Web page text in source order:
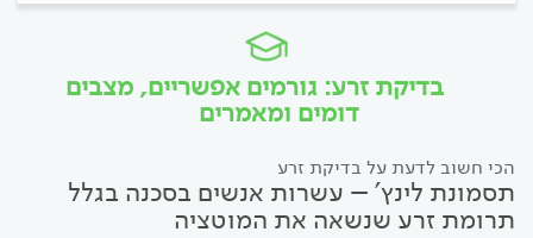
בדיקת זרע: גורמים אפשריים, מצבים
דומים ומאמרים
הכי חשוב לדעת על בדיקת זרע
תסמונת לינץ' – עשרות אנשים בסכנה בגלל
תרומת זרע שנשאה את המוטציה